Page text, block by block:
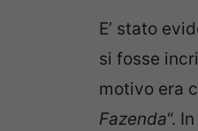
E’ stato
si fosse
motivo era
Fazenda“.